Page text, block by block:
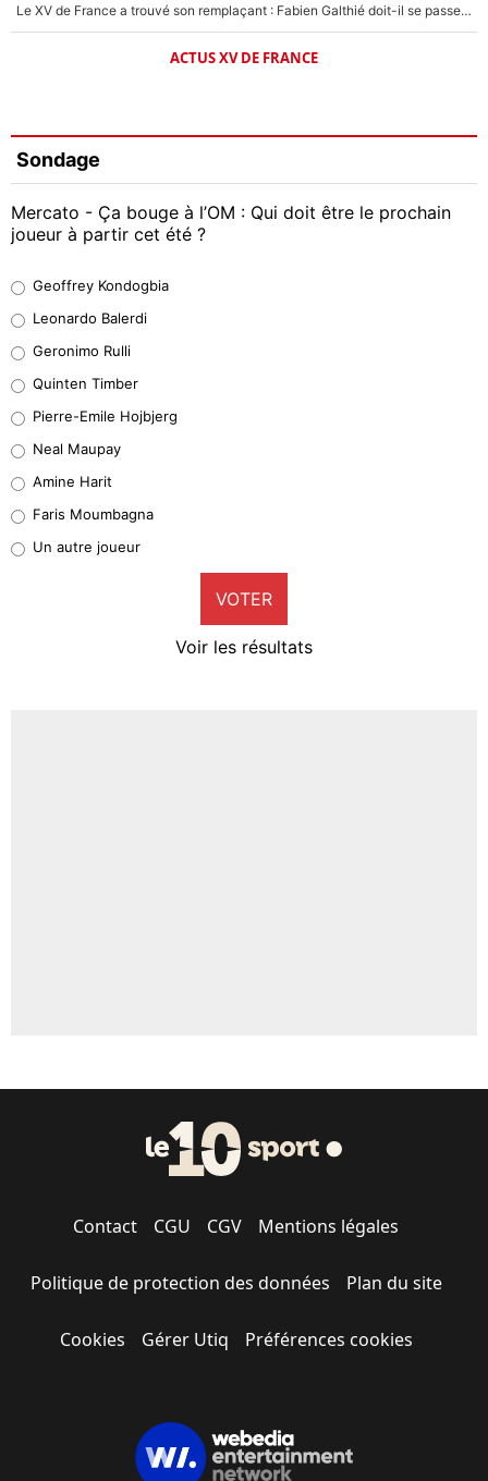
Le XV de France a trouvé son remplaçant : Fabien Galthié doit-il se passer d'Antoine Dupont ?
ACTUS XV DE FRANCE
Sondage
Mercato - Ça bouge à l’OM : Qui doit être le prochain
joueur à partir cet été ?
38%
32%
5%
1%
9%
Geoffrey Kondogbia
Leonardo Balerdi
Geronimo Rulli
Quinten Timber
Pierre-Emile Hojbjerg
Neal Maupay
Amine Harit
Faris Moumbagna
Un autre joueur
VOTER
Voir les résultats
Contact CGU CGV Mentions légales
Politique de protection des données Plan du site
Cookies Gérer Utiq Préférences cookies